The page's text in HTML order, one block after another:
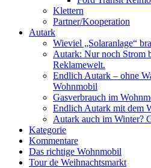
Klettern
Partner/Kooperation
Autark
Wieviel „Solaranlage“
Autark: Nur noch Strom
Reklamewelt.
Endlich Autark – ohne
Wohnmobil
Gasverbrauch im
Endlich Autark mit dem
Autark auch im Winter?
Kategorie
Kommentare
Das richtige Wohnmobil
Tour de Weihnachtsmarkt